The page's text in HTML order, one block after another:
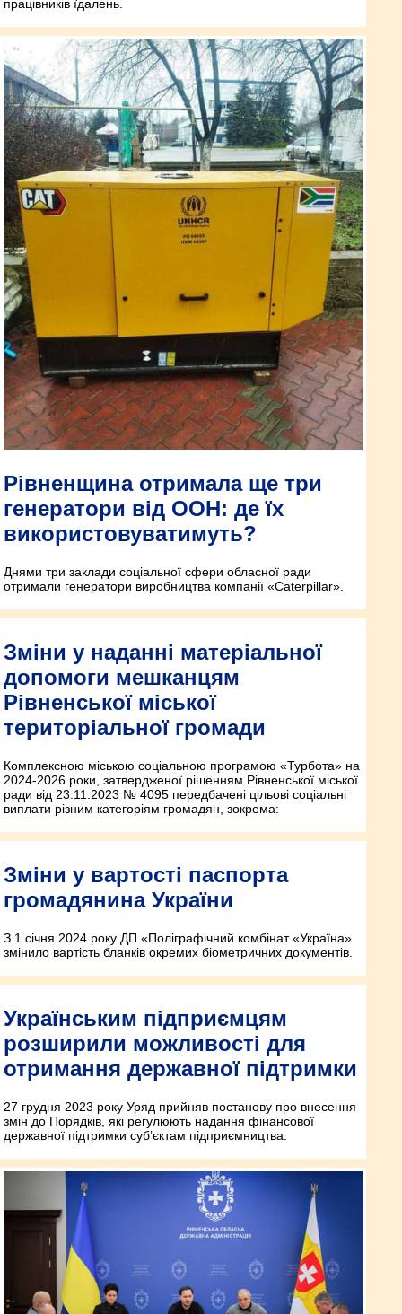
працівників їдалень.
Рівненщина отримала ще три
генератори від ООН: де їх
використовуватимуть?
Днями три заклади соціальної сфери обласної ради
отримали генератори виробництва компанії «Caterpillar».
Зміни у наданні матеріальної
допомоги мешканцям
Рівненської міської
територіальної громади
Комплексною міською соціальною програмою «Турбота» на
2024-2026 роки, затвердженої рішенням Рівненської міської
ради від 23.11.2023 № 4095 передбачені цільові соціальні
виплати різним категоріям громадян, зокрема:
Зміни у вартості паспорта
громадянина України
З 1 січня 2024 року ДП «Поліграфічний комбінат «Україна»
змінило вартість бланків окремих біометричних документів.
Українським підприємцям
розширили можливості для
отримання державної підтримки
27 грудня 2023 року Уряд прийняв постанову про внесення
змін до Порядків, які регулюють надання фінансової
державної підтримки суб’єктам підприємництва.